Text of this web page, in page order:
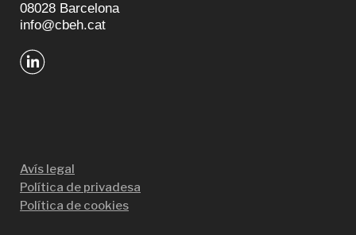
08028 Barcelona
info@cbeh.cat
Avís legal
Política de privadesa
Política de cookies